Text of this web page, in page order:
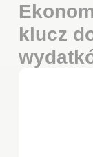
klucz